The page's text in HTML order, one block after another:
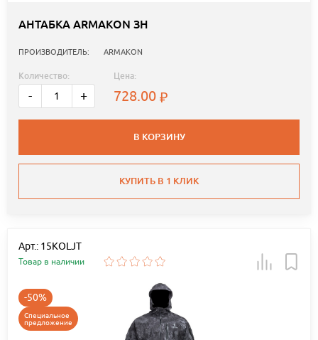
АНТАБКА ARMAKON ЗН
ПРОИЗВОДИТЕЛЬ: ARMAKON
Количество:
- +
Цена:
728.00
В КОРЗИНУ
КУПИТЬ В 1 КЛИК
Арт.: 15KOLJT
Товар в наличии
-50%
Специальное
предложение